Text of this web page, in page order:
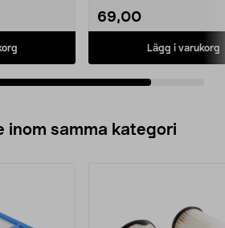
69,00
Lägg i varukorg
inom samma kategori